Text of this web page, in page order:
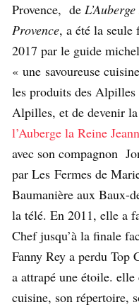
Provence, de
Provence, a été la seule
2017 par le guide
« une savoureuse
les produits des Alpilles
Alpilles, et de devenir
l’Auberge la Reine
avec son compagnon
par Les Fermes de
Baumanière aux Baux-
la télé. En 2011, elle a
Chef jusqu’à la finale
Fanny Rey a perdu Top
a attrapé une étoile.
cuisine, son répertoire,